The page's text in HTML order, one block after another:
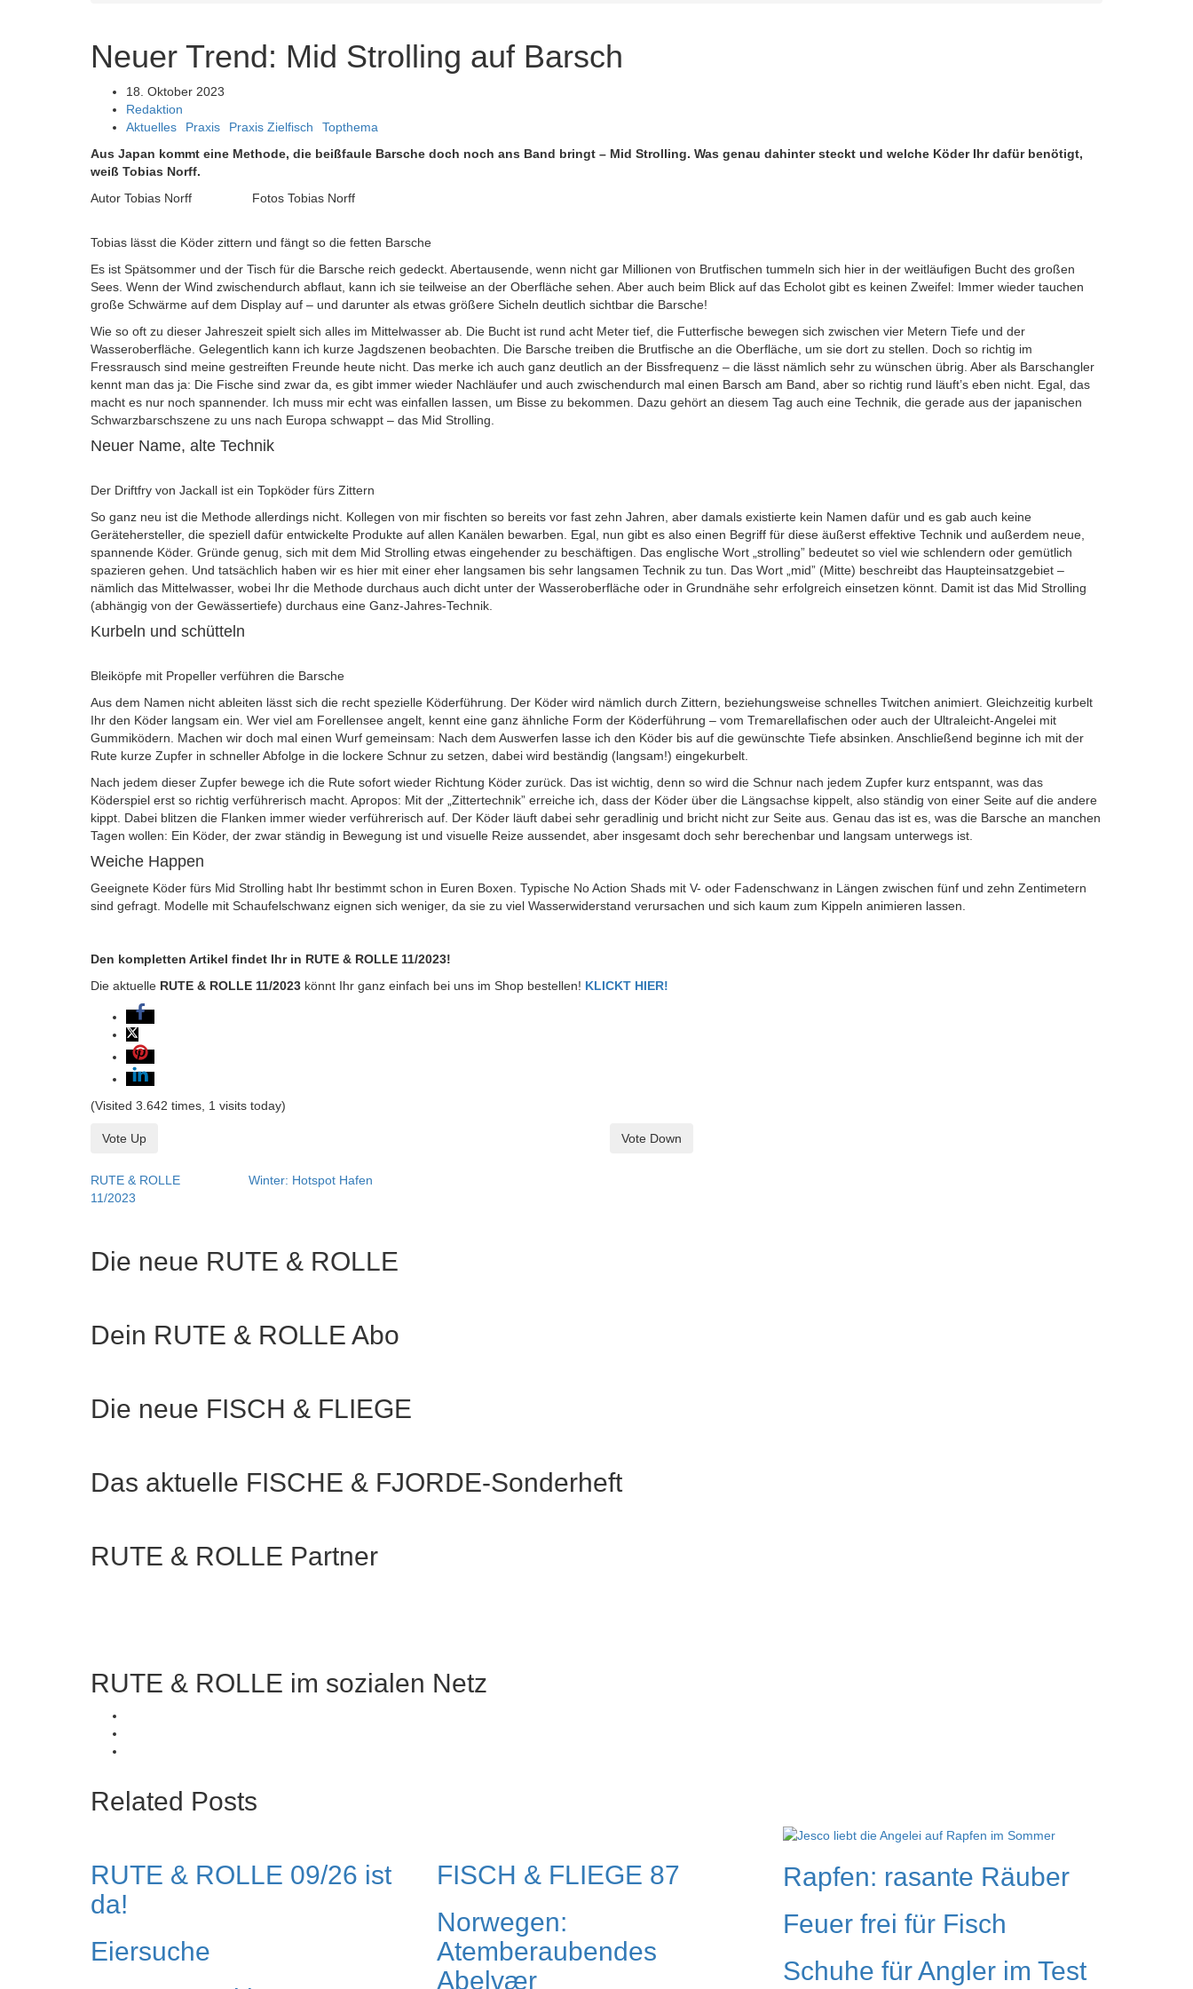
Neuer Trend: Mid Strolling auf Barsch
18. Oktober 2023
Redaktion
Aktuelles
Praxis Praxis Zielfisch
Topthema
Aus Japan kommt eine Methode, die beißfaule Barsche doch noch ans Band bringt – Mid Strolling. Was genau dahinter steckt und welche Köder Ihr dafür benötigt,
weiß Tobias Norff.
Autor Tobias Norff Fotos Tobias Norff
Tobias lässt die Köder zittern und fängt so die fetten Barsche
Es ist Spätsommer und der Tisch für die Barsche reich gedeckt. Abertausende, wenn nicht gar Millionen von Brutfischen tummeln sich hier in der weitläufigen Bucht des großen
Sees. Wenn der Wind zwischendurch abflaut, kann ich sie teilweise an der Oberfläche sehen. Aber auch beim Blick auf das Echolot gibt es keinen Zweifel: Immer wieder tauchen
große Schwärme auf dem Display auf – und darunter als etwas größere Sicheln deutlich sichtbar die Barsche!
Wie so oft zu dieser Jahreszeit spielt sich alles im Mittelwasser ab. Die Bucht ist rund acht Meter tief, die Futterfische bewegen sich zwischen vier Metern Tiefe und der
Wasseroberfläche. Gelegentlich kann ich kurze Jagdszenen beobachten. Die Barsche treiben die Brutfische an die Oberfläche, um sie dort zu stellen. Doch so richtig im
Fressrausch sind meine gestreiften Freunde heute nicht. Das merke ich auch ganz deutlich an der Bissfrequenz – die lässt nämlich sehr zu wünschen übrig. Aber als Barschangler
kennt man das ja: Die Fische sind zwar da, es gibt immer wieder Nachläufer und auch zwischendurch mal einen Barsch am Band, aber so richtig rund läuft’s eben nicht. Egal, das
macht es nur noch spannender. Ich muss mir echt was einfallen lassen, um Bisse zu bekommen. Dazu gehört an diesem Tag auch eine Technik, die gerade aus der japanischen
Schwarzbarschszene zu uns nach Europa schwappt – das Mid Strolling.
Neuer Name, alte Technik
Der Driftfry von Jackall ist ein Topköder fürs Zittern
So ganz neu ist die Methode allerdings nicht. Kollegen von mir fischten so bereits vor fast zehn Jahren, aber damals existierte kein Namen dafür und es gab auch keine
Gerätehersteller, die speziell dafür entwickelte Produkte auf allen Kanälen bewarben. Egal, nun gibt es also einen Begriff für diese äußerst effektive Technik und außerdem neue,
spannende Köder. Gründe genug, sich mit dem Mid Strolling etwas eingehender zu beschäftigen. Das englische Wort „strolling” bedeutet so viel wie schlendern oder gemütlich
spazieren gehen. Und tatsächlich haben wir es hier mit einer eher langsamen bis sehr langsamen Technik zu tun. Das Wort „mid” (Mitte) beschreibt das Haupteinsatzgebiet –
nämlich das Mittelwasser, wobei Ihr die Methode durchaus auch dicht unter der Wasseroberfläche oder in Grundnähe sehr erfolgreich einsetzen könnt. Damit ist das Mid Strolling
(abhängig von der Gewässertiefe) durchaus eine Ganz-Jahres-Technik.
Kurbeln und schütteln
Bleiköpfe mit Propeller verführen die Barsche
Aus dem Namen nicht ableiten lässt sich die recht spezielle Köderführung. Der Köder wird nämlich durch Zittern, beziehungsweise schnelles Twitchen animiert. Gleichzeitig kurbelt
Ihr den Köder langsam ein. Wer viel am Forellensee angelt, kennt eine ganz ähnliche Form der Köderführung – vom Tremarellafischen oder auch der Ultraleicht-Angelei mit
Gummiködern. Machen wir doch mal einen Wurf gemeinsam: Nach dem Auswerfen lasse ich den Köder bis auf die gewünschte Tiefe absinken. Anschließend beginne ich mit der
Rute kurze Zupfer in schneller Abfolge in die lockere Schnur zu setzen, dabei wird beständig (langsam!) eingekurbelt.
Nach jedem dieser Zupfer bewege ich die Rute sofort wieder Richtung Köder zurück. Das ist wichtig, denn so wird die Schnur nach jedem Zupfer kurz entspannt, was das
Köderspiel erst so richtig verführerisch macht. Apropos: Mit der „Zittertechnik” erreiche ich, dass der Köder über die Längsachse kippelt, also ständig von einer Seite auf die andere
kippt. Dabei blitzen die Flanken immer wieder verführerisch auf. Der Köder läuft dabei sehr geradlinig und bricht nicht zur Seite aus. Genau das ist es, was die Barsche an manchen
Tagen wollen: Ein Köder, der zwar ständig in Bewegung ist und visuelle Reize aussendet, aber insgesamt doch sehr berechenbar und langsam unterwegs ist.
Weiche Happen
Geeignete Köder fürs Mid Strolling habt Ihr bestimmt schon in Euren Boxen. Typische No Action Shads mit V- oder Fadenschwanz in Längen zwischen fünf und zehn Zentimetern
sind gefragt. Modelle mit Schaufelschwanz eignen sich weniger, da sie zu viel Wasserwiderstand verursachen und sich kaum zum Kippeln animieren lassen.
Den kompletten Artikel findet Ihr in RUTE & ROLLE 11/2023!
Die aktuelle RUTE & ROLLE 11/2023 könnt Ihr ganz einfach bei uns im Shop bestellen! KLICKT HIER!
(Visited 3.642 times, 1 visits today)
Vote Up Vote Down
RUTE & ROLLE
11/2023
Winter: Hotspot Hafen
Die neue RUTE & ROLLE
Dein RUTE & ROLLE Abo
Die neue FISCH & FLIEGE
Das aktuelle FISCHE & FJORDE-Sonderheft
RUTE & ROLLE Partner
RUTE & ROLLE im sozialen Netz
Related Posts
RUTE & ROLLE 09/26 ist
da!
Eiersuche
FISCH & FLIEGE 87
Norwegen:
Atemberaubendes
Abelvær
Rapfen: rasante Räuber
Feuer frei für Fisch
Schuhe für Angler im Test